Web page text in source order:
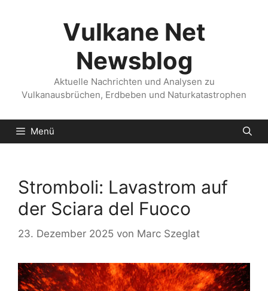
Vulkane Net
Newsblog
Aktuelle Nachrichten und Analysen zu
Vulkanausbrüchen, Erdbeben und Naturkatastrophen
Menü
Stromboli: Lavastrom auf
der Sciara del Fuoco
23. Dezember 2025 von Marc Szeglat